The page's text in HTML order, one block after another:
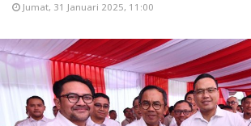
Jumat, 31 Januari 2025, 11:00